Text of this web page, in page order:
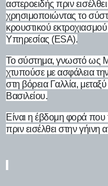
αστεροειδής πριν
χρησιμοποιώντας το
κρουστικού
Υπηρεσίας (ESA).
Το σύστημα, γνωστό ως
χτυπούσε με ασφάλεια
στη βόρεια Γαλλία,
Βασιλείου.
Είναι η έβδομη φορά που
πριν εισέλθει στην γήινη